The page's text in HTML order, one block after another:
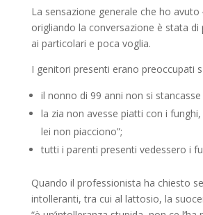
La sensazione generale che ho avuto
origliando la conversazione è stata
ai particolari e poca voglia.
I genitori presenti erano preoccupati
il nonno di 99 anni non si
la zia non avesse piatti con i funghi,
lei non piacciono”;
tutti i parenti presenti vedessero i
Quando il professionista ha chiesto
intolleranti, tra cui al lattosio, la